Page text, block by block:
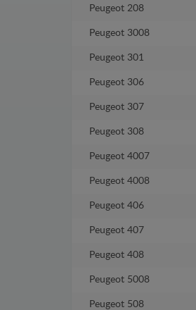
Peugeot 208
Peugeot 3008
Peugeot 301
Peugeot 306
Peugeot 307
Peugeot 308
Peugeot 4007
Peugeot 4008
Peugeot 406
Peugeot 407
Peugeot 408
Peugeot 5008
Peugeot 508